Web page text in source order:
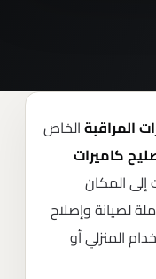
المراقبة الخاص
كاميرات
المكان
لصيانة وإصلاح
المنزلي أو